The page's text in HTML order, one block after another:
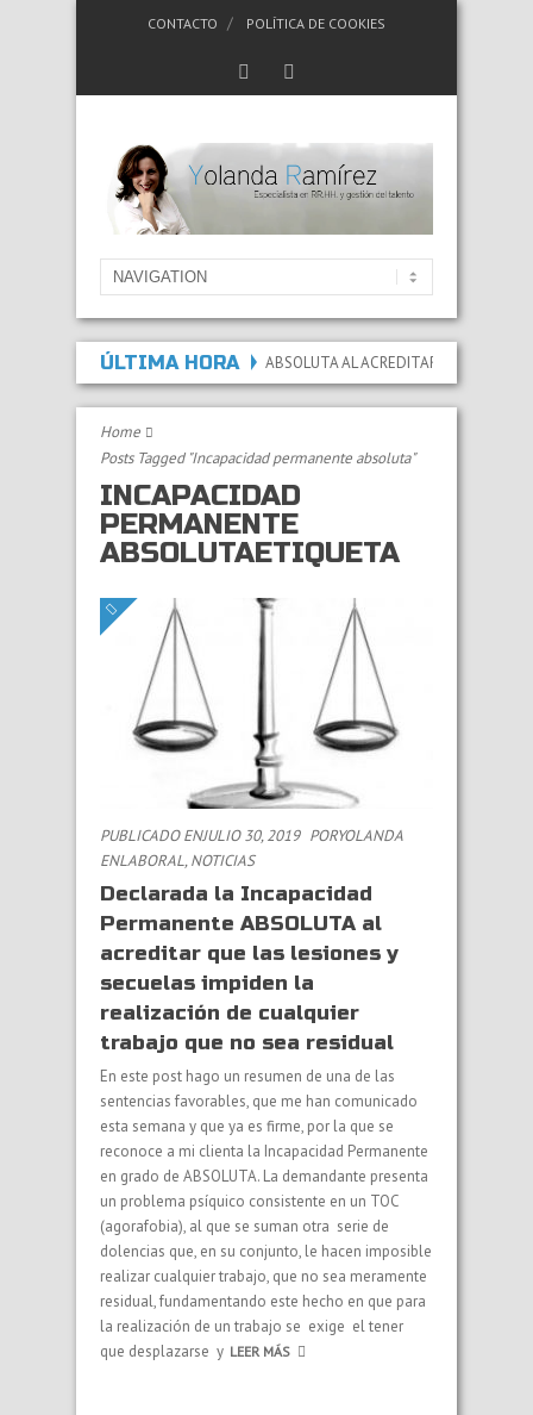
CONTACTO POLÍTICA DE COOKIES
ÚLTIMA HORA
LA INCAPACIDAD PERMANENTE ABSOLUTA AL ACREDITAR QUE LAS
Home
Posts Tagged "Incapacidad permanente absoluta"
INCAPACIDAD
PERMANENTE
ABSOLUTAETIQUETA
PUBLICADO ENJULIO 30, 2019 PORYOLANDA
ENLABORAL,NOTICIAS
Declarada la Incapacidad
Permanente ABSOLUTA al
acreditar que las lesiones y
secuelas impiden la
realización de cualquier
trabajo que no sea residual
En este post hago un resumen de una de las
sentencias favorables, que me han comunicado
esta semana y que ya es firme, por la que se
reconoce a mi clienta la Incapacidad Permanente
en grado de ABSOLUTA. La demandante presenta
un problema psíquico consistente en un TOC
(agorafobia), al que se suman otra serie de
dolencias que, en su conjunto, le hacen imposible
realizar cualquier trabajo, que no sea meramente
residual, fundamentando este hecho en que para
la realización de un trabajo se exige el tener
que desplazarse y LEER MÁS